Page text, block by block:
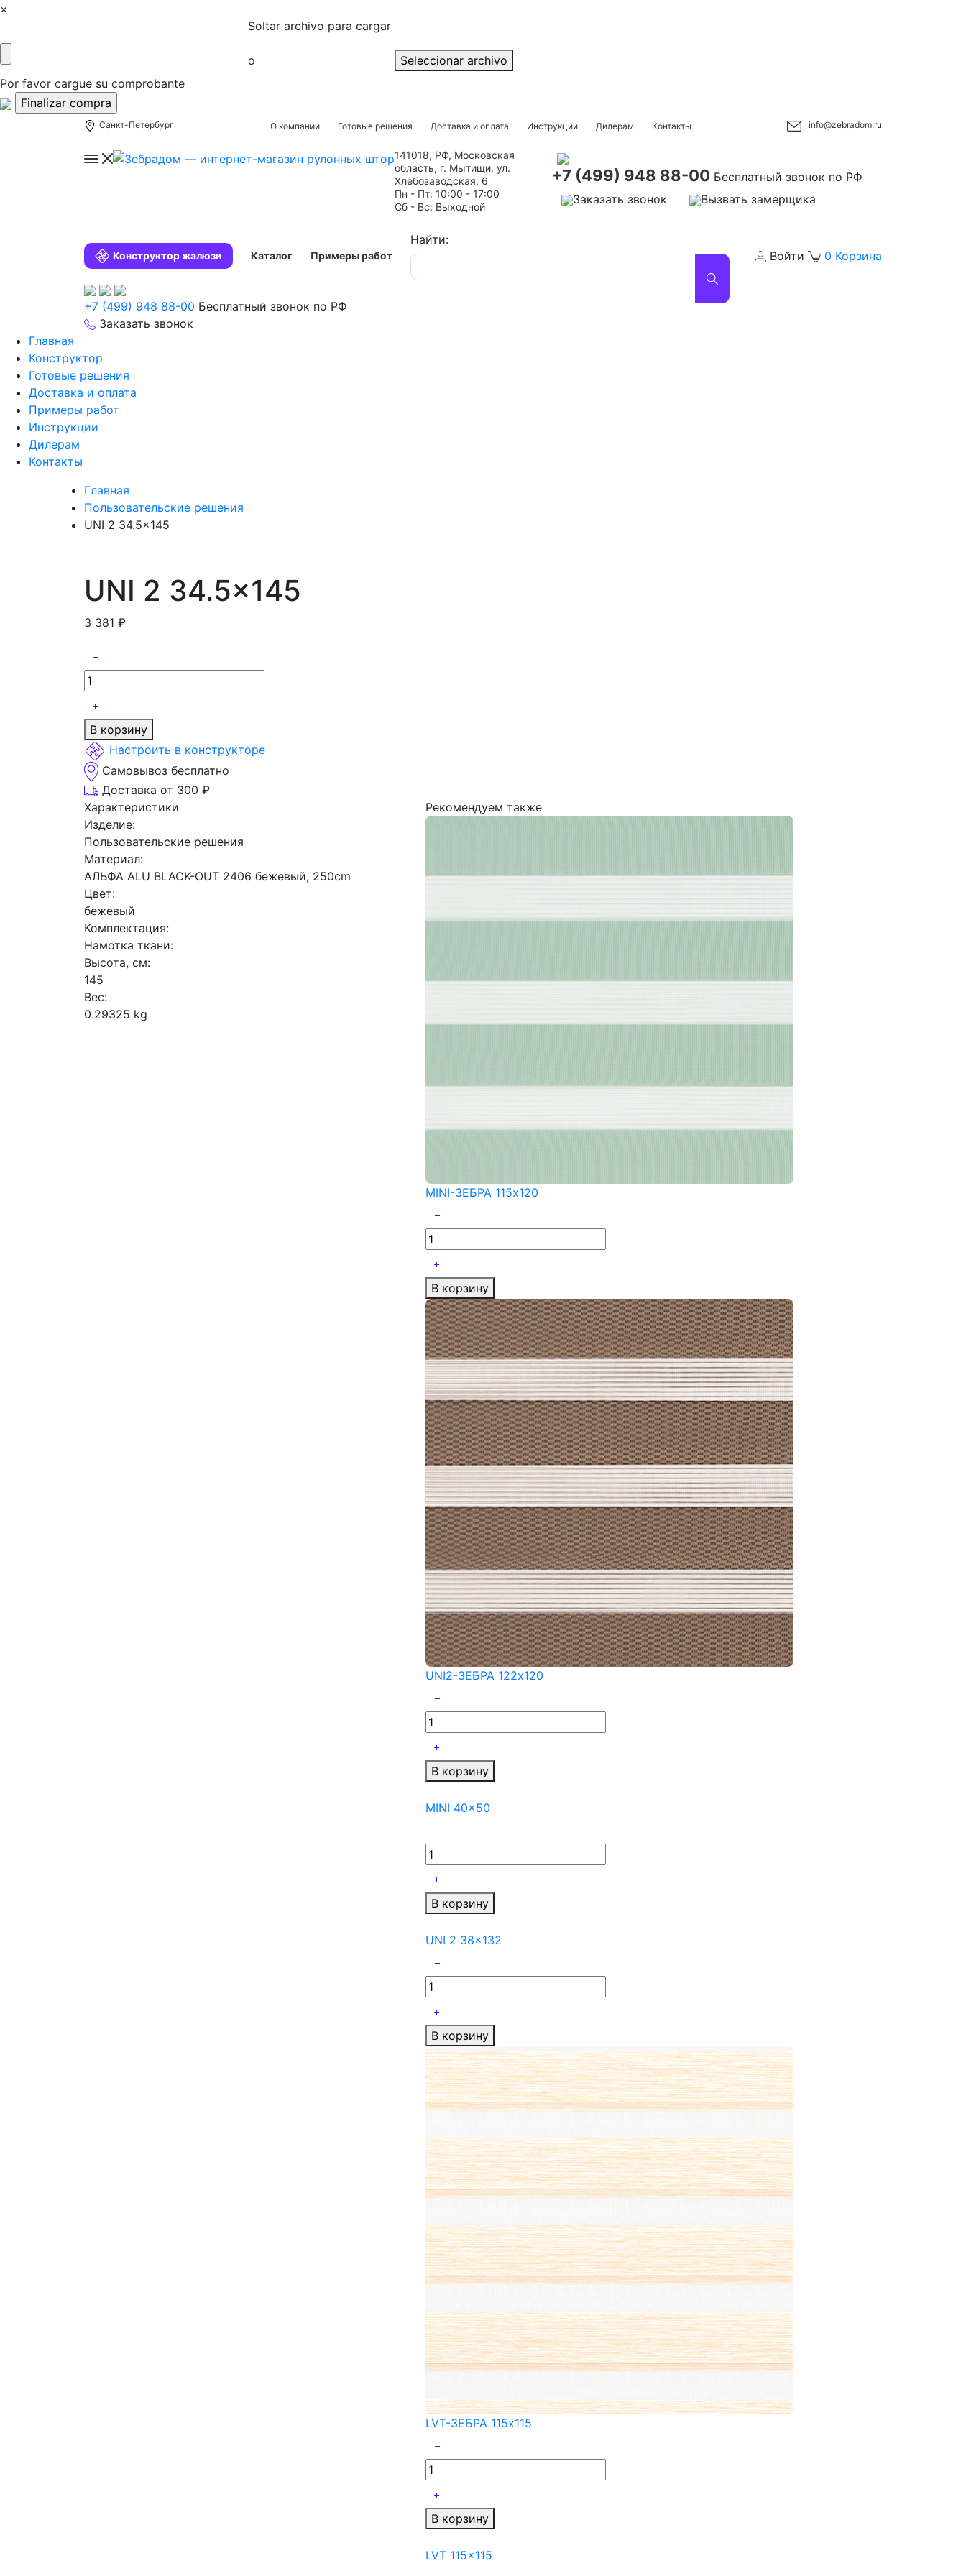
×
Soltar archivo para cargar
o
Seleccionar archivo
Por favor cargue su comprobante
Санкт-Петербург О компании Готовые решения Доставка и оплата Инструкции Дилерам Контакты info@zebradom.ru
141018, РФ, Московская
область, г. Мытищи, ул.
Хлебозаводская, 6
Пн - Пт: 10:00 - 17:00
Сб - Вс: Выходной
+7 (499) 948 88-00 Бесплатный звонок по РФ
Заказать звонок
Вызвать замерщика
Конструктор жалюзи Каталог Примеры работ
Найти:
Войти
0 Корзина
+7 (499) 948 88-00 Бесплатный звонок по РФ
Заказать звонок
Главная
Конструктор
Готовые решения
Доставка и оплата
Примеры работ
Инструкции
Дилерам
Контакты
Главная
Пользовательские решения
UNI 2 34.5×145
UNI 2 34.5×145
3 381 ₽
В корзину
Настроить в конструкторе
Самовывоз бесплатно
Доставка от 300 ₽
Характеристики
Изделие:
Пользовательские решения
Материал:
АЛЬФА ALU BLACK-OUT 2406 бежевый, 250cm
Цвет:
бежевый
Комплектация:
Намотка ткани:
Высота, см:
145
Вес:
0.29325 kg
Рекомендуем также
MINI-ЗЕБРА 115x120
В корзину
UNI2-ЗЕБРА 122x120
В корзину
MINI 40x50
В корзину
UNI 2 38x132
В корзину
LVT-ЗЕБРА 115x115
В корзину
LVT 115x115